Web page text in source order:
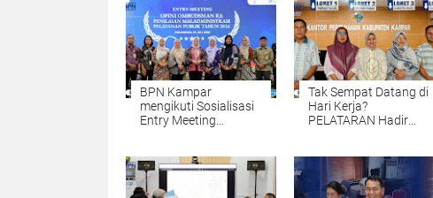
BPN Kampar
mengikuti Sosialisasi
Entry Meeting
2026 yang
diselenggarakan oleh
Ombudsman RI
Tak Sempat Datang di
Hari Kerja?
PELATARAN Hadir
Tanah Setiap Sabtu
dan Minggu